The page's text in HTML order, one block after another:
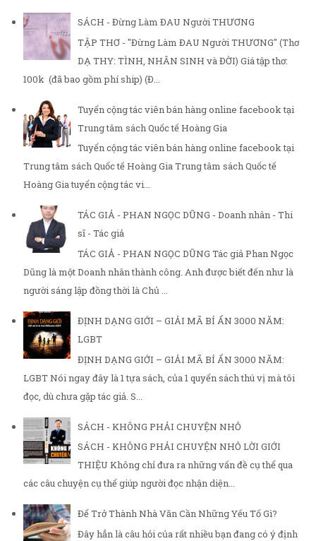
SÁCH - Đừng Làm ĐAU Người THƯƠNG
TẬP THƠ - "Đừng Làm ĐAU Người THƯƠNG" (Thơ
DẠ THY: TÌNH, NHÂN SINH và ĐỜI) Giá tập thơ:
100k (đã bao gồm phí ship) (Đ...
Tuyển cộng tác viên bán hàng online facebook tại
Trung tâm sách Quốc tế Hoàng Gia
Tuyển cộng tác viên bán hàng online facebook tại
Trung tâm sách Quốc tế Hoàng Gia Trung tâm sách Quốc tế
Hoàng Gia tuyển cộng tác vi...
TÁC GIẢ - PHAN NGỌC DŨNG - Doanh nhân - Thi
sĩ - Tác giả
TÁC GIẢ - PHAN NGỌC DŨNG Tác giả Phan Ngọc
Dũng là một Doanh nhân thành công. Anh được biết đến như là
người sáng lập đồng thời là Chủ ...
ĐỊNH DẠNG GIỚI – GIẢI MÃ BÍ ẨN 3000 NĂM:
LGBT
ĐỊNH DẠNG GIỚI – GIẢI MÃ BÍ ẨN 3000 NĂM:
LGBT Nói ngay đây là 1 tựa sách, của 1 quyển sách thú vị mà tôi
đọc, dù chưa gặp tác giả. S...
SÁCH - KHÔNG PHẢI CHUYỆN NHỎ
SÁCH - KHÔNG PHẢI CHUYỆN NHỎ LỜI GIỚI
THIỆU Không chỉ đưa ra những vấn đề cụ thể qua
các câu chuyện cụ thể giúp người đọc nhận diện...
Để Trở Thành Nhà Văn Cần Những Yếu Tố Gì?
Đây hẳn là câu hỏi của rất nhiều bạn đang có ý định